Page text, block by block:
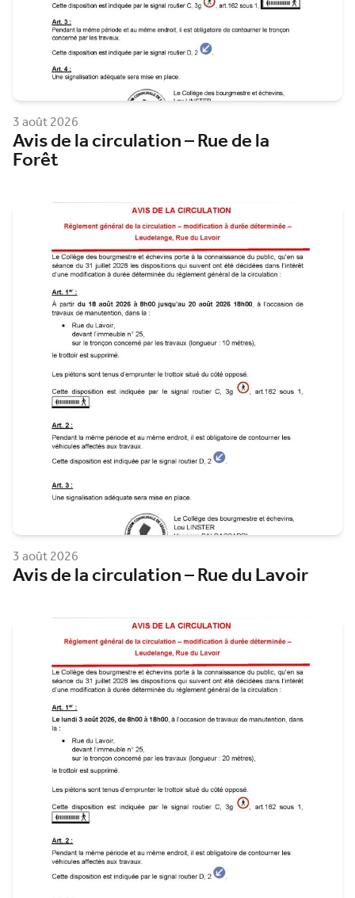
3 août 2026
Avis de la circulation – Rue de la
Forêt
3 août 2026
Avis de la circulation – Rue du Lavoir